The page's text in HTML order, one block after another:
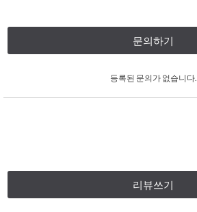
문의하기
등록된 문의가 없습니다.
리뷰쓰기